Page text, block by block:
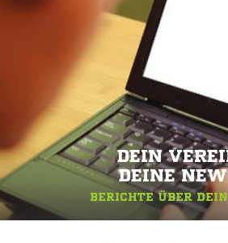
DEIN
DEINE
BERICHTE ÜBER